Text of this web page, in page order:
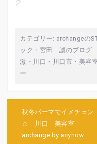
ま
す
)
グ
カテゴリー: archangeの
ック ・ 宮田 誠のブログ
激 ・ 川口 ・ 川口市 ・ 美容
ー
秋冬パーマでイメチェン
☆ 川口 美容室
archange by anyhow